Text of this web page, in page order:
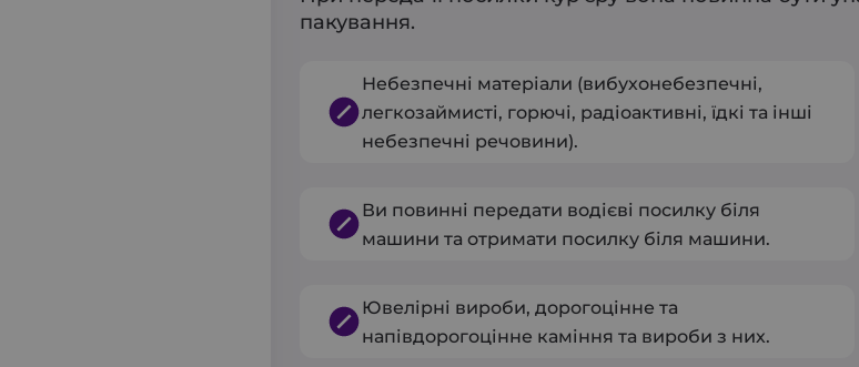
пакування.
Небезпечні матеріали (вибухонебезпечні,
легкозаймисті, горючі, радіоактивні, їдкі та інші
небезпечні речовини).
Ви повинні передати водієві посилку біля
машини та отримати посилку біля машини.
Ювелірні вироби, дорогоцінне та
напівдорогоцінне каміння та вироби з них.